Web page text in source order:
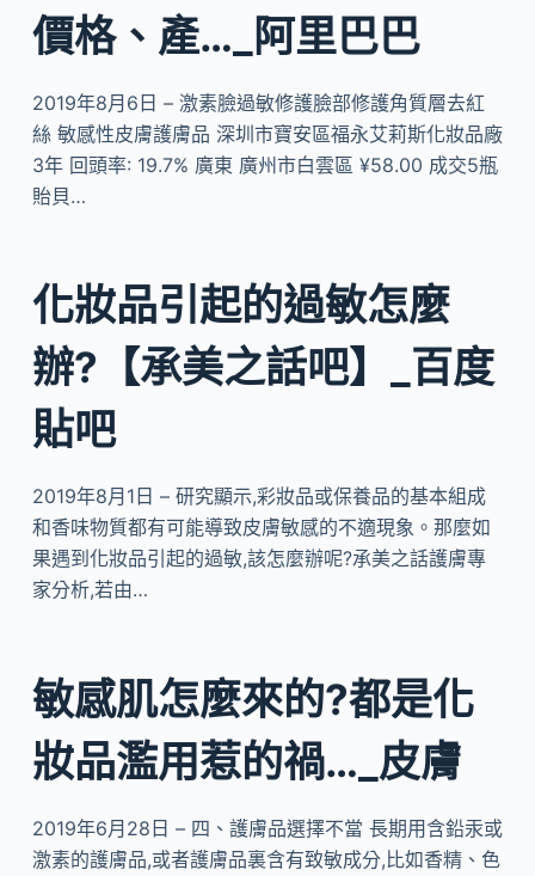
價格、產…_阿里巴巴
2019年8月6日 – 激素臉過敏修護臉部修護角質層去紅
絲 敏感性皮膚護膚品 深圳市寶安區福永艾莉斯化妝品廠
3年 回頭率: 19.7% 廣東 廣州市白雲區 ¥58.00 成交5瓶
貽貝…
化妝品引起的過敏怎麼
辦?【承美之話吧】_百度
貼吧
2019年8月1日 – 研究顯示,彩妝品或保養品的基本組成
和香味物質都有可能導致皮膚敏感的不適現象。那麼如
果遇到化妝品引起的過敏,該怎麼辦呢?承美之話護膚專
家分析,若由…
敏感肌怎麼來的?都是化
妝品濫用惹的禍…_皮膚
2019年6月28日 – 四、護膚品選擇不當 長期用含鉛汞或
激素的護膚品,或者護膚品裏含有致敏成分,比如香精、色